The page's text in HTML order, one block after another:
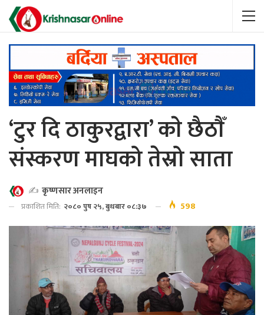
‘टुर दि ठाकुरद्वारा’ काे छैठाैँ
संस्करण माघको तेस्रो साता
✍️ कृष्णसार अनलाइन
प्रकाशित मिति: २०८० पुष २५, बुधबार ०८:३७ 598